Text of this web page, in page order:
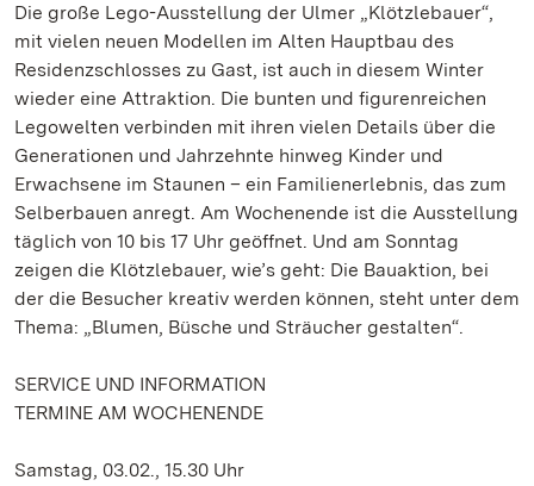
Die große Lego-Ausstellung der Ulmer „Klötzlebauer“,
mit vielen neuen Modellen im Alten Hauptbau des
Residenzschlosses zu Gast, ist auch in diesem Winter
wieder eine Attraktion. Die bunten und figurenreichen
Legowelten verbinden mit ihren vielen Details über die
Generationen und Jahrzehnte hinweg Kinder und
Erwachsene im Staunen – ein Familienerlebnis, das zum
Selberbauen anregt. Am Wochenende ist die Ausstellung
täglich von 10 bis 17 Uhr geöffnet. Und am Sonntag
zeigen die Klötzlebauer, wie’s geht: Die Bauaktion, bei
der die Besucher kreativ werden können, steht unter dem
Thema: „Blumen, Büsche und Sträucher gestalten“.
SERVICE UND INFORMATION
TERMINE AM WOCHENENDE
Samstag, 03.02., 15.30 Uhr